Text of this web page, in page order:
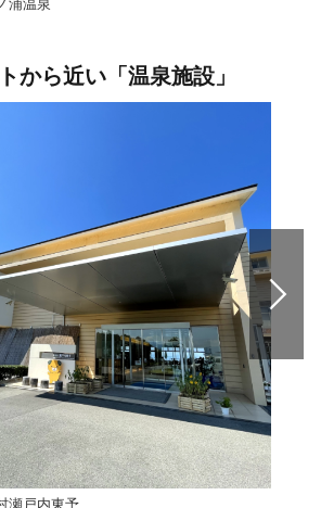
から近い「温泉施設」
瀬戸内東予